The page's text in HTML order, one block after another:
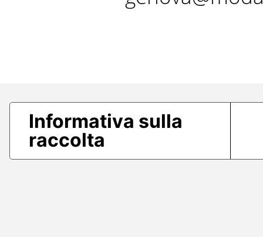
Informativa sulla
raccolta